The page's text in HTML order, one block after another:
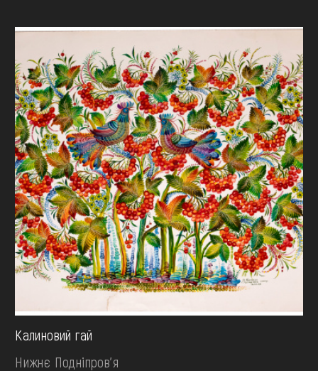
Калиновий гай
Нижнє Подніпров'я